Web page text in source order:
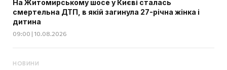
На Житомирському шосе у Києві сталась
смертельна ДТП, в якій загинула 27-річна жінка і
дитина
09:00 | 10.08.2026
НОВИНИ